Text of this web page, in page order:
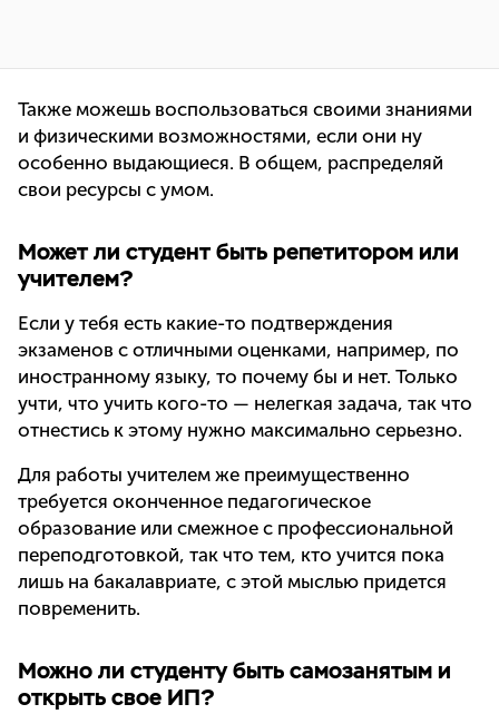
Также можешь воспользоваться своими знаниями
и физическими возможностями, если они ну
особенно выдающиеся. В общем, распределяй
свои ресурсы с умом.
Может ли студент быть репетитором или
учителем?
Если у тебя есть какие-то подтверждения
экзаменов с отличными оценками, например, по
иностранному языку, то почему бы и нет. Только
учти, что учить кого-то — нелегкая задача, так что
отнестись к этому нужно максимально серьезно.
Для работы учителем же преимущественно
требуется оконченное педагогическое
образование или смежное с профессиональной
переподготовкой, так что тем, кто учится пока
лишь на бакалавриате, с этой мыслью придется
повременить.
Можно ли студенту быть самозанятым и
открыть свое ИП?